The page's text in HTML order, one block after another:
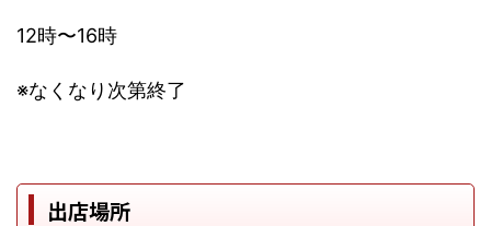
12時〜16時
※なくなり次第終了
出店場所